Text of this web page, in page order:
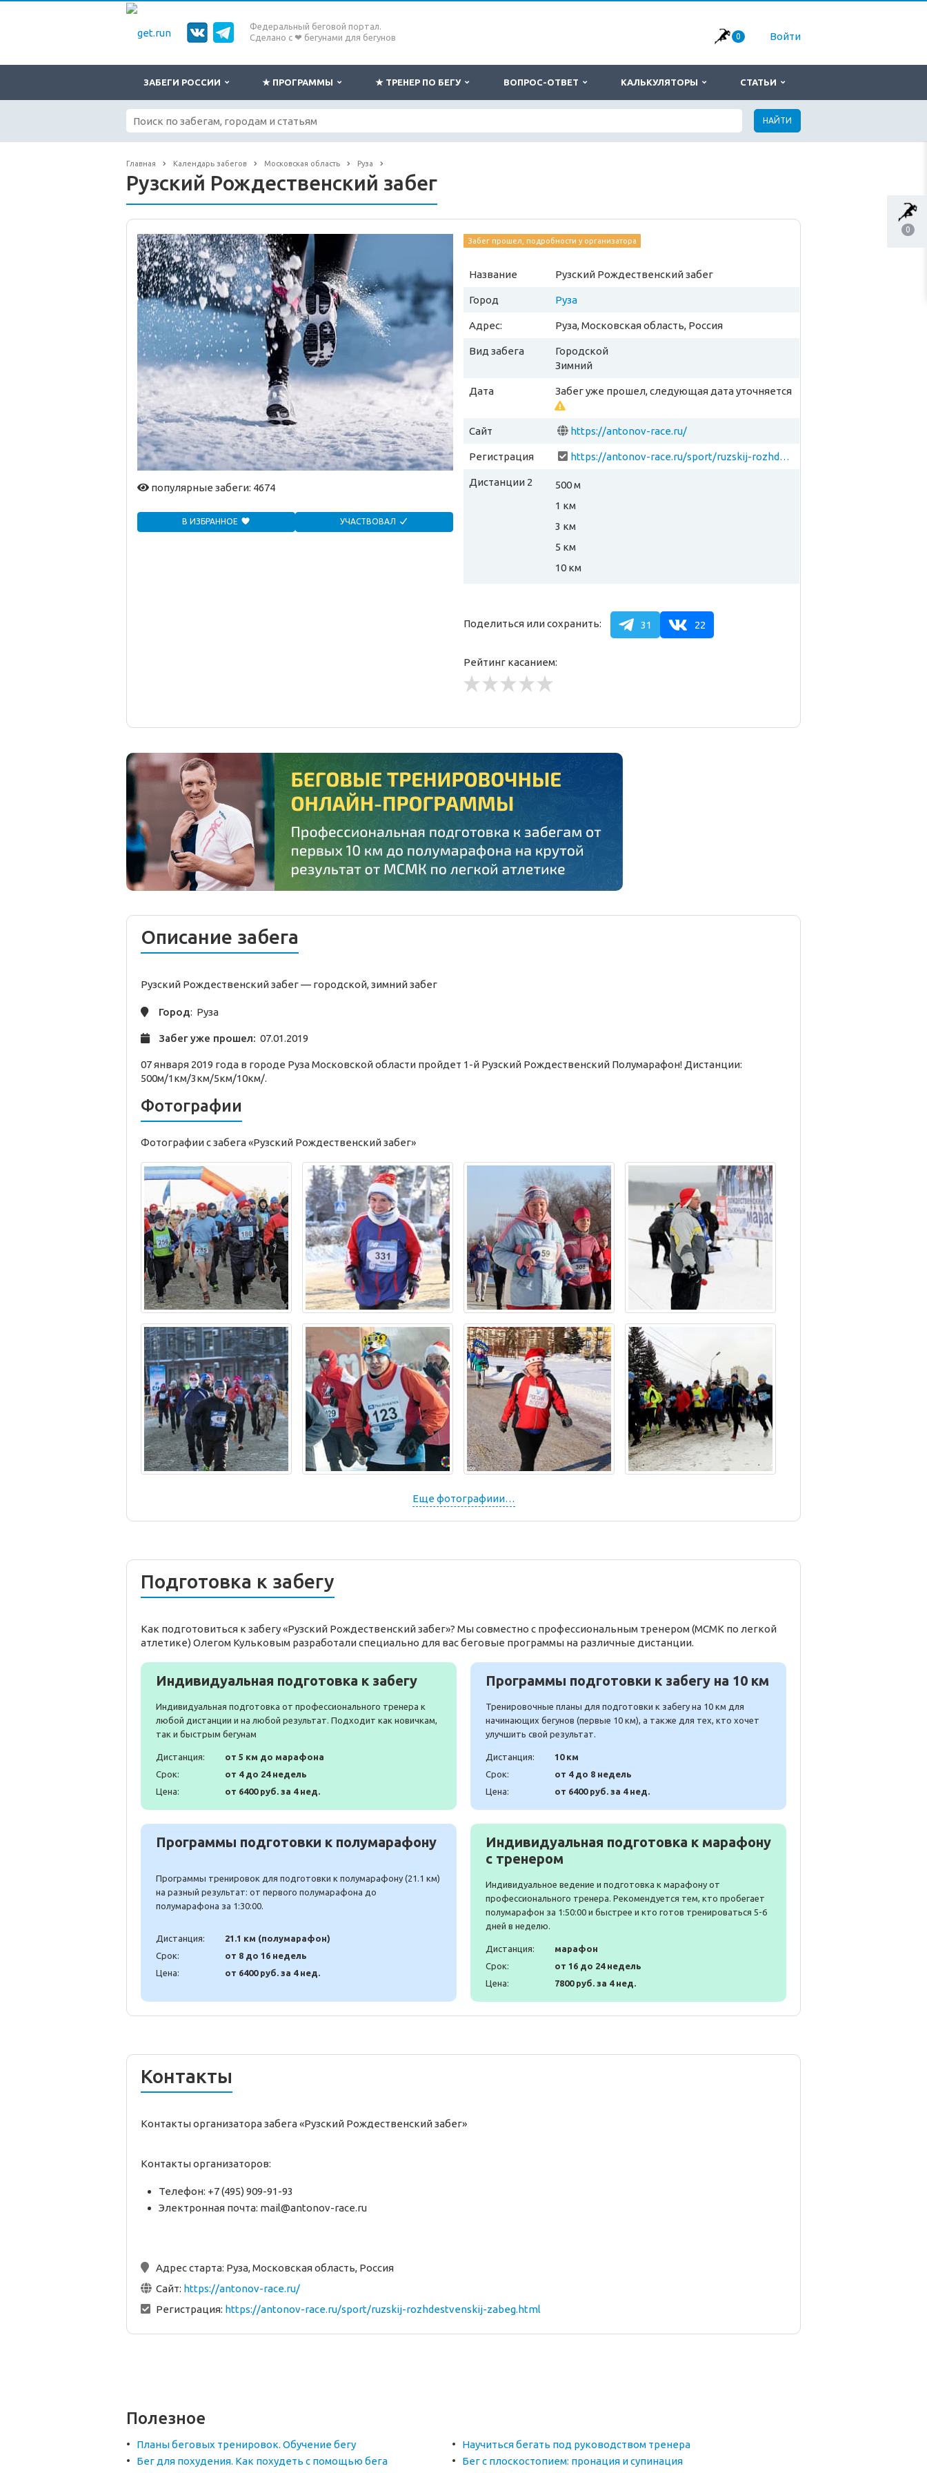
0
Федеральный беговой портал.
Сделано с ❤ бегунами для бегунов
0 Войти
ЗАБЕГИ РОССИИ ★ ПРОГРАММЫ ★ ТРЕНЕР ПО БЕГУ ВОПРОС-ОТВЕТ КАЛЬКУЛЯТОРЫ СТАТЬИ
НАЙТИ
Главная Календарь забегов Московская область Руза
Рузский Рождественский забег
популярные забеги: 4674
В ИЗБРАННОЕ УЧАСТВОВАЛ
Забег прошел, подробности у организатора
Название Рузский Рождественский забег
Город Руза
Адрес: Руза, Московская область, Россия
Вид забега
Городской
Зимний
Дата Забег уже прошел, следующая дата уточняется
Сайт https://antonov-race.ru/
Регистрация https://antonov-race.ru/sport/ruzskij-rozhdestvenskij-zabeg.html
Дистанции 2
500 м
1 км
3 км
5 км
10 км
Поделиться или сохранить: 31 22
Рейтинг касанием:
Описание забега
Рузский Рождественский забег — городской,зимнийзабег
Город: Руза
Забег уже прошел: 07.01.2019
07 января 2019 года в городе Руза Московской области пройдет 1-й Рузский Рождественский Полумарафон! Дистанции:
500м/1км/3км/5км/10км/.
Фотографии
Фотографии с забега «Рузский Рождественский забег»
Еще фотографиии…
Подготовка к забегу
Как подготовиться к забегу «Рузский Рождественский забег»? Мы совместно с профессиональным тренером (МСМК по легкой
атлетике) Олегом Кульковым разработали специально для вас беговые программы на различные дистанции.
Индивидуальная подготовка к забегу
Индивидуальная подготовка от профессионального тренера к
любой дистанции и на любой результат. Подходит как новичкам,
так и быстрым бегунам
Дистанция:
от 5 км до марафона
Срок:
от 4 до 24 недель
Цена:
от 6400 руб. за 4 нед.
Программы подготовки к забегу на 10 км
Тренировочные планы для подготовки к забегу на 10 км для
начинающих бегунов (первые 10 км), а также для тех, кто хочет
улучшить свой результат.
Дистанция:
10 км
Срок:
от 4 до 8 недель
Цена:
от 6400 руб. за 4 нед.
Программы подготовки к полумарафону
Программы тренировок для подготовки к полумарафону (21.1 км)
на разный результат: от первого полумарафона до
полумарафона за 1:30:00.
Дистанция:
21.1 км (полумарафон)
Срок:
от 8 до 16 недель
Цена:
от 6400 руб. за 4 нед.
Индивидуальная подготовка к марафону
с тренером
Индивидуальное ведение и подготовка к марафону от
профессионального тренера. Рекомендуется тем, кто пробегает
полумарафон за 1:50:00 и быстрее и кто готов тренироваться 5-6
дней в неделю.
Дистанция:
марафон
Срок:
от 16 до 24 недель
Цена:
7800 руб. за 4 нед.
Контакты
Контакты организатора забега «Рузский Рождественский забег»
Контакты организаторов:
Телефон: +7 (495) 909-91-93
Электронная почта: mail@antonov-race.ru
Адрес старта: Руза, Московская область, Россия
Сайт: https://antonov-race.ru/
Регистрация: https://antonov-race.ru/sport/ruzskij-rozhdestvenskij-zabeg.html
Полезное
Планы беговых тренировок. Обучение бегу
Научиться бегать под руководством тренера
Бег для похудения. Как похудеть с помощью бега
Бег с плоскостопием: пронация и супинация